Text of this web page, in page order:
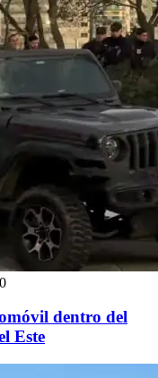
dentro del
Este